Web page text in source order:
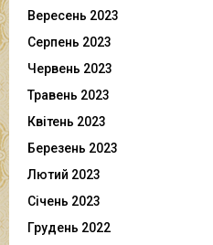
Вересень 2023
Серпень 2023
Червень 2023
Травень 2023
Квітень 2023
Березень 2023
Лютий 2023
Січень 2023
Грудень 2022